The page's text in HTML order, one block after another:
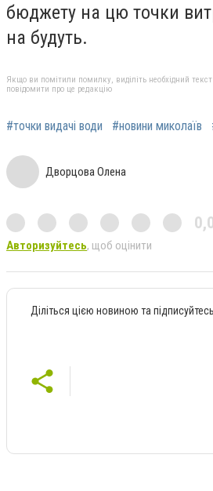
бюджету на цю точки
на будуть.
Якщо ви помітили помилку, виділіть необхідний
повідомити про це редакцію
#точки видачі води #новини миколаїв
Дворцова Олена
Авторизуйтесь, щоб оцінити
Діліться цією новиною та